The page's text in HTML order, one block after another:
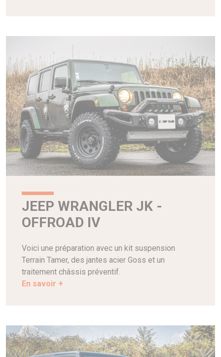
JEEP WRANGLER JK -
OFFROAD IV
Voici une préparation avec un kit suspension
Terrain Tamer, des jantes acier Goss et un
traitement châssis préventif.
En savoir +